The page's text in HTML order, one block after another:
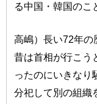
る中国・韓国のこ
高嶋）長い72年の
昔は首相が行こう
ったのにいきなり
分祀して別の組織